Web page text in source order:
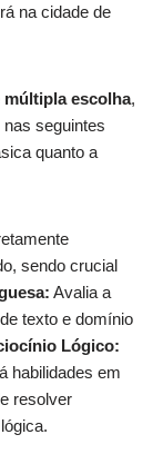
na cidade de
múltipla escolha,
seguintes
quanto a
sendo crucial
Avalia a
texto e domínio
Lógico:
habilidades em
resolver